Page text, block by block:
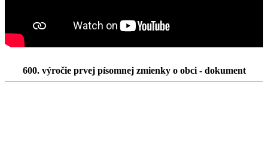
600. výročie prvej písomnej zmienky o obci - dokument